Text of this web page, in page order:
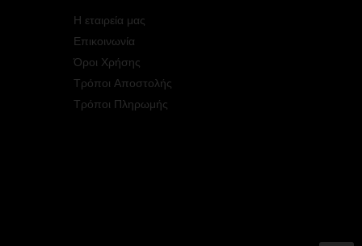
Η εταιρεία μας
Επικοινωνία
Όροι Χρήσης
Τρόποι Αποστολής
Τρόποι Πληρωμής